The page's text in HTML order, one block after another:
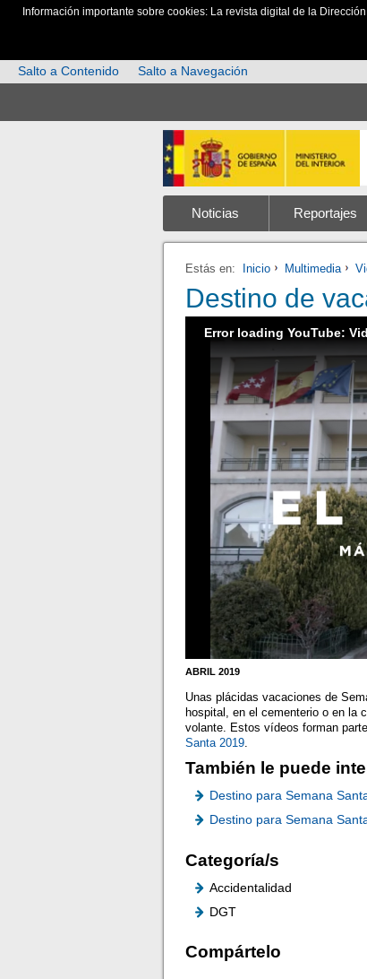
Información importante sobre cookies: La revista digital de la
Salto a Contenido
Salto a Navegación
Noticias Reportajes
Estás en: Inicio Multimedia
Destino de
Error loading YouTube:
ABRIL 2019
Unas plácidas vacaciones de
hospital, en el cementerio o en la
volante. Estos vídeos forman
Santa 2019.
También le puede
Destino para Semana
Destino para Semana
Categoría/s
Accidentalidad
DGT
Compártelo